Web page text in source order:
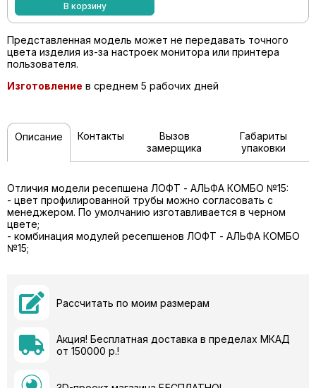
В корзину
Представленная модель может не передавать точного
цвета изделия из-за настроек монитора или принтера
пользователя.
Изготовление в среднем 5 рабочих дней
Описание Контакты
Вызов
замерщика
Габариты
упаковки
Отличия модели ресепшена ЛОФТ - АЛЬФА КОМБО №15:
- цвет профилированной трубы можно согласовать с
менеджером. По умолчанию изготавливается в черном
цвете;
- комбинация модулей ресепшенов ЛОФТ - АЛЬФА КОМБО
№15;
Рассчитать по моим размерам
Акция! Бесплатная доставка в пределах МКАД
от 150000 р.!